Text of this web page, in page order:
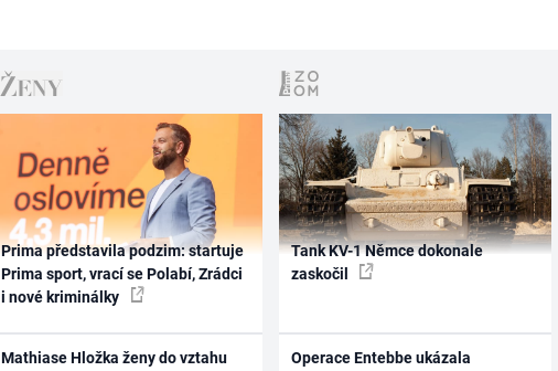
Prima představila podzim: startuje
Prima sport, vrací se Polabí, Zrádci
i nové kriminálky
Mathiase Hložka ženy do vztahu
Tank KV-1 Němce dokonale
zaskočil
Operace Entebbe ukázala